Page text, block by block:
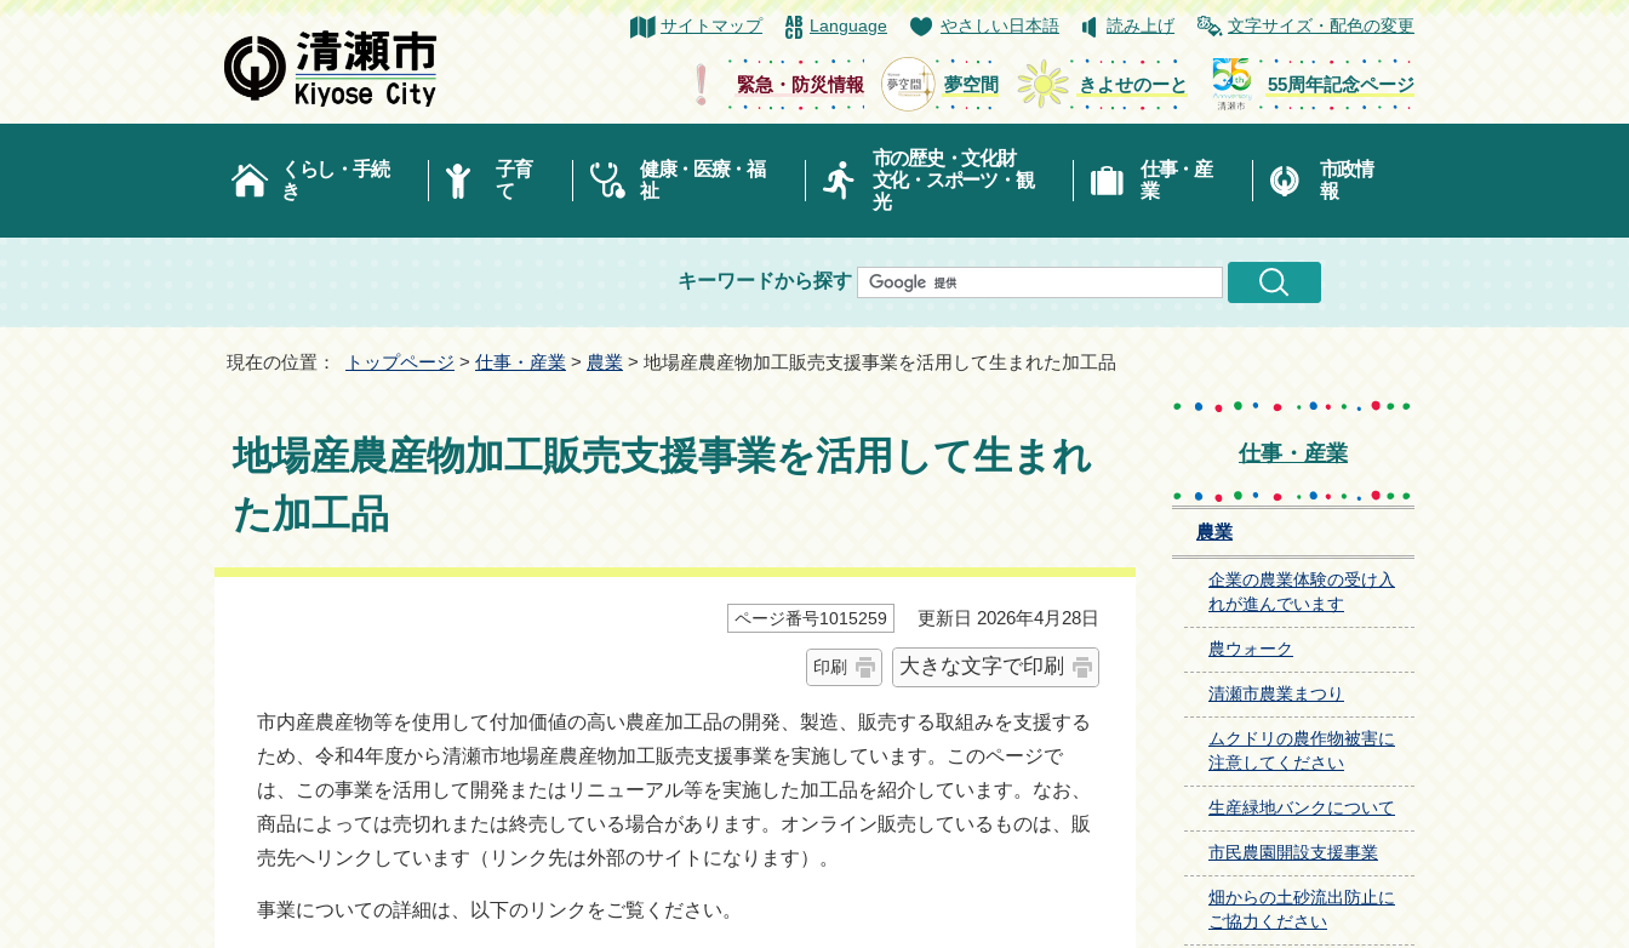
サイトマップ Language やさしい日本語 読み上げ 文字サイズ・配色の変更
緊急・防災情報 夢空間 きよせのーと 55周年記念ページ
くらし・手続
き
子育
て
健康・医療・福
祉
市の歴史・文化財
文化・スポーツ・観
光
仕事・産
業
市政情
報
キーワードから探す
現在の位置： トップページ > 仕事・産業 > 農業 > 地場産農産物加工販売支援事業を活用して生まれた加工品
地場産農産物加工販売支援事業を活用して生まれ
た加工品
ページ番号1015259 更新日 2026年4月28日
印刷 大きな文字で印刷
市内産農産物等を使用して付加価値の高い農産加工品の開発、製造、販売する取組みを支援する
ため、令和4年度から清瀬市地場産農産物加工販売支援事業を実施しています。このページで
は、この事業を活用して開発またはリニューアル等を実施した加工品を紹介しています。なお、
商品によっては売切れまたは終売している場合があります。オンライン販売しているものは、販
売先へリンクしています（リンク先は外部のサイトになります）。
事業についての詳細は、以下のリンクをご覧ください。
仕事・産業
農業
企業の農業体験の受け入
れが進んでいます
農ウォーク
清瀬市農業まつり
ムクドリの農作物被害に
注意してください
生産緑地バンクについて
市民農園開設支援事業
畑からの土砂流出防止に
ご協力ください